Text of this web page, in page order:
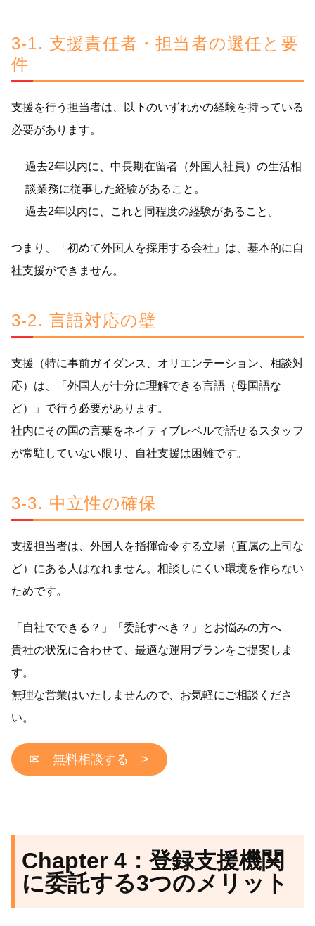
3-1. 支援責任者・担当者の選任と要
件
支援を行う担当者は、以下のいずれかの経験を持っている
必要があります。
過去2年以内に、中長期在留者（外国人社員）の生活相
談業務に従事した経験があること。
過去2年以内に、これと同程度の経験があること。
つまり、「初めて外国人を採用する会社」は、基本的に自
社支援ができません。
3-2. 言語対応の壁
支援（特に事前ガイダンス、オリエンテーション、相談対
応）は、「外国人が十分に理解できる言語（母国語な
ど）」で行う必要があります。
社内にその国の言葉をネイティブレベルで話せるスタッフ
が常駐していない限り、自社支援は困難です。
3-3. 中立性の確保
支援担当者は、外国人を指揮命令する立場（直属の上司な
ど）にある人はなれません。相談しにくい環境を作らない
ためです。
「自社でできる？」「委託すべき？」とお悩みの方へ
貴社の状況に合わせて、最適な運用プランをご提案しま
す。
無理な営業はいたしませんので、お気軽にご相談くださ
い。
✉ 無料相談する >
Chapter 4：登録支援機関
に委託する3つのメリット